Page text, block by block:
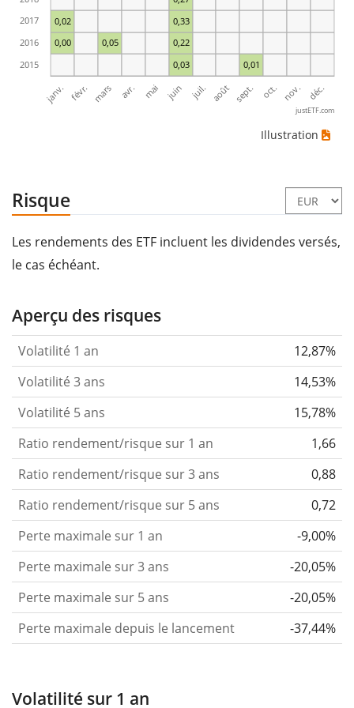
0,03 0,01
0,00 0,05 0,22
0,02 0,33
janv. févr. mars avr. mai juin juil. août sept. oct. nov. déc.
2015
2016
2017
justETF.com
Illustration
Risque
Les rendements des ETF incluent les dividendes versés,
le cas échéant.
Aperçu des risques
Volatilité 1 an
12,87%
Volatilité 3 ans
14,53%
Volatilité 5 ans
15,78%
Ratio rendement/risque sur 1 an
1,66
Ratio rendement/risque sur 3 ans
0,88
Ratio rendement/risque sur 5 ans
0,72
Perte maximale sur 1 an
-9,00%
Perte maximale sur 3 ans
-20,05%
Perte maximale sur 5 ans
-20,05%
Perte maximale depuis le lancement
-37,44%
Volatilité sur 1 an